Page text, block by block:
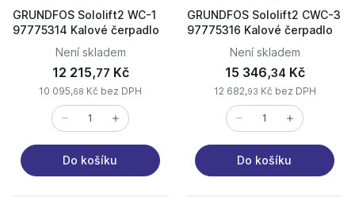
GRUNDFOS Sololift2 WC-1
97775314 Kalové čerpadlo
Není skladem
12 215,77 Kč
10 095,68 Kč bez DPH
Do košíku
GRUNDFOS Sololift2 CWC-3
97775316 Kalové čerpadlo
Není skladem
15 346,34 Kč
12 682,93 Kč bez DPH
Do košíku